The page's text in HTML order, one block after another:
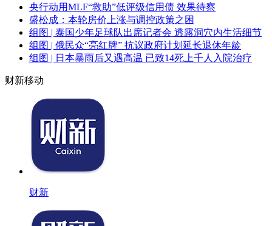
央行动用MLF“救助”低评级信用债 效果待察
盛松成：本轮房价上涨与调控政策之困
组图 | 泰国少年足球队出席记者会 透露洞穴内生活细节
组图 | 俄民众“亮红牌” 抗议政府计划延长退休年龄
组图 | 日本暴雨后又遇高温 已致14死上千人入院治疗
财新移动
财新